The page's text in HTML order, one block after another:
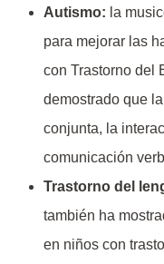
Autismo: la
para mejorar las
con Trastorno del
demostrado que
conjunta, la
comunicación
Trastorno del
también ha
en niños con